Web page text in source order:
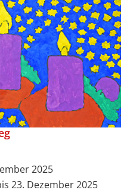
2025
23. Dezember 2025